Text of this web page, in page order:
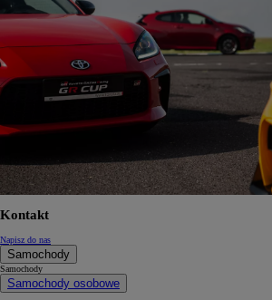
Kontakt
Napisz do nas
Samochody
Samochody
Samochody osobowe